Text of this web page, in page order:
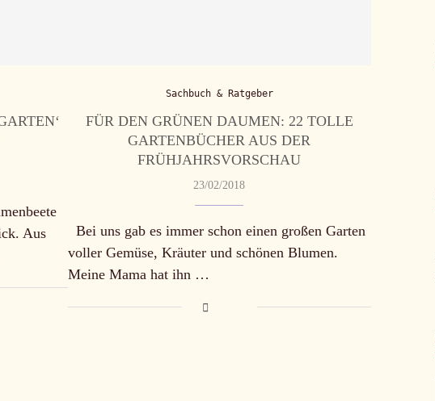
Aus
Sachbuch & Ratgeber
FÜR DEN GRÜNEN DAUMEN: 22 TOLLE
GARTENBÜCHER AUS DER
FRÜHJAHRSVORSCHAU
23/02/2018
Bei uns gab es immer schon einen großen Garten
voller Gemüse, Kräuter und schönen Blumen.
Meine Mama hat ihn …